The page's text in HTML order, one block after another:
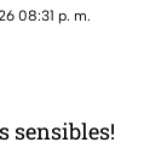
junto a su
08:31 p. m.
sensibles!